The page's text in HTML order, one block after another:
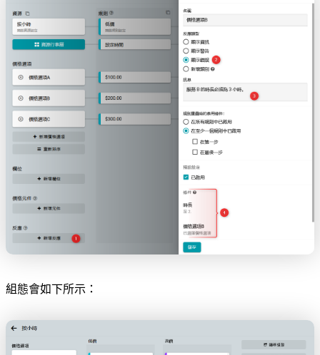
組態會如下所示：